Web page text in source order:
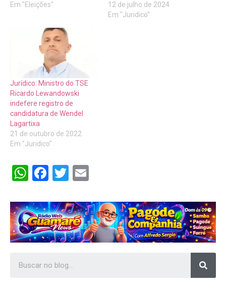
Em "Eleições"
12 de julho de 2024
Em "Juridico"
Jurídico: Ministro do TSE
Ricardo Lewandowski
indefere registro de
candidatura de Wendel
Lagartixa
21 de outubro de 2022
Em "Juridico"
WhatsApp
Facebook
Twitter